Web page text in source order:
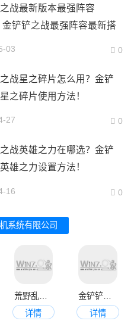
战最新版本最强阵容
金铲铲之战最强阵容最新搭
03 0
战星之碎片怎么用？金铲
之碎片使用方法！
27 0
战英雄之力在哪选？金铲
雄之力设置方法！
16 0
系统有限公司
荒野乱斗腾讯版
详情
金铲铲之战官网版
详情